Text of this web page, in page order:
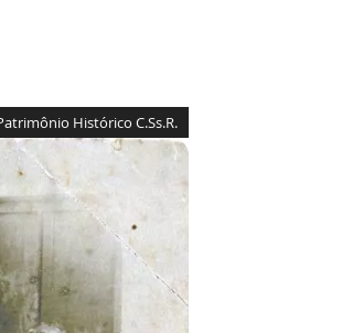
Histórico C.Ss.R.